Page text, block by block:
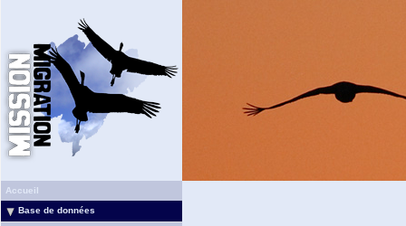
Accueil
Base de données